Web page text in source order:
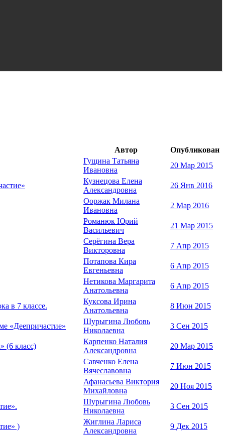
Автор
Опубликован
Гущина Татьяна
Ивановна
20 Мар 2015
Кузнецова Елена
Александровна
26 Янв 2016
Ооржак Милана
Ивановна
2 Мар 2016
Романюк Юрий
Васильевич
21 Мар 2015
Серёгина Вера
Викторовна
7 Апр 2015
Потапова Кира
Евгеньевна
6 Апр 2015
Нетикова Маргарита
Анатольевна
6 Апр 2015
в 7 классе.
Куксова Ирина
Анатольевна
8 Июн 2015
«Деепричастие»
Шурыгина Любовь
Николаевна
3 Сен 2015
(6 класс)
Карпенко Наталия
Александровна
20 Мар 2015
Савченко Елена
Вячеславовна
7 Июн 2015
Афанасьева Виктория
Михайловна
20 Ноя 2015
Шурыгина Любовь
Николаевна
3 Сен 2015
)
Жиглина Лариса
Александровна
9 Дек 2015